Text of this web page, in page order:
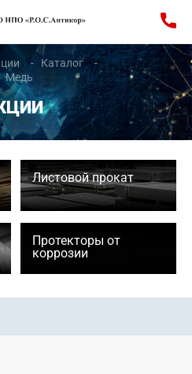
Каталог
Медь
Листовой прокат
Протекторы от
коррозии